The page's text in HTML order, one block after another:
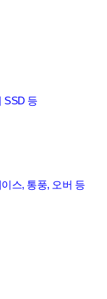
SSD 등
스, 통풍, 오버 등